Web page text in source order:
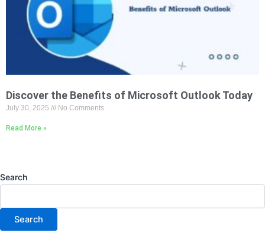
Discover the Benefits of Microsoft Outlook Today
July 30, 2025 No Comments
Read More »
Search
Search